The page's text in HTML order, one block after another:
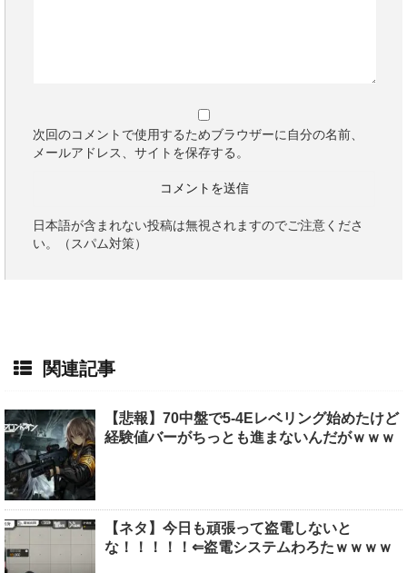
次回のコメントで使用するためブラウザーに自分の名前、
メールアドレス、サイトを保存する。
日本語が含まれない投稿は無視されますのでご注意くださ
い。（スパム対策）
関連記事
【悲報】70中盤で5-4Eレベリング始めたけど
経験値バーがちっとも進まないんだがｗｗｗ
【ネタ】今日も頑張って盗電しないと
な！！！！！⇐盗電システムわろたｗｗｗｗ